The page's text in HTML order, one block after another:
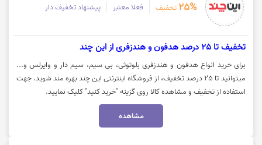
25% تخفیف فعلا معتبر پیشنهاد تخفیف دار
تخفیف تا 25 درصد هدفون و هندزفری از این چند
برای خرید انواع هدفون و هندزفری بلوتوثی، بی سیم، سیم دار و وایرلس و...
میتوانید تا 25 درصد تخفیف، از فروشگاه اینترنتی این چند بهره مند شوید. جهت
استفاده از تخفیف و مشاهده کالا روی گزینه "خرید کنید" کلیک نمایید.
مشاهده